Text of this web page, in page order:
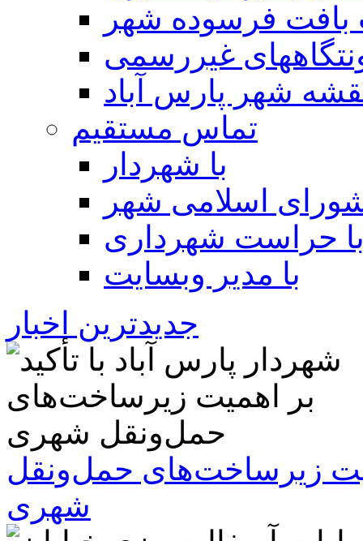
بافت فرسوده شهر
غیررسمی
شهر پارس آباد
تماس مستقیم
با شهردار
اسلامی شهر
حراست شهرداری
با مدیر وبسایت
جدیدترین اخبار
زیرساخت‌های حمل‌ونقل
شهری